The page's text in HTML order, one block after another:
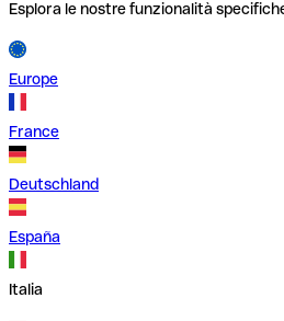
Esplora le nostre funzionalità
Europe
France
Deutschland
España
Italia